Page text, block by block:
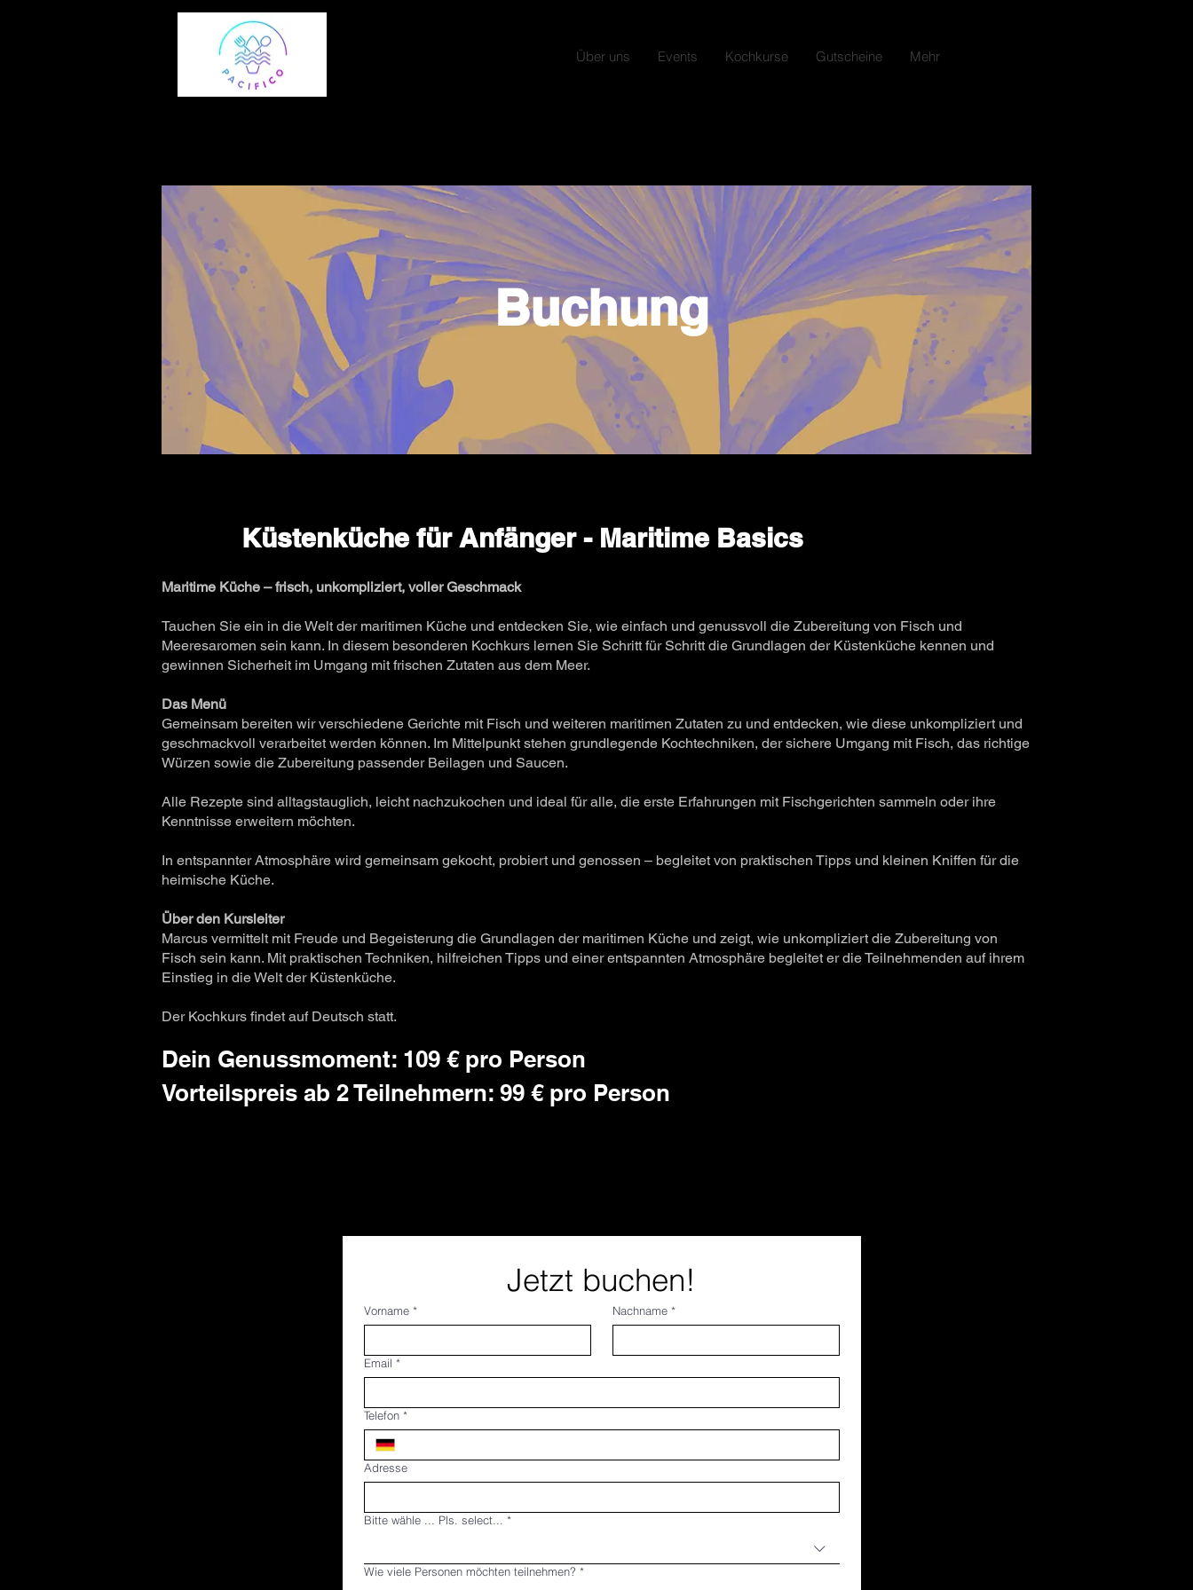
Über uns Events Kochkurse Gutscheine Mehr
Buchung
Küstenküche für Anfänger - Maritime Basics
Maritime Küche – frisch, unkompliziert, voller Geschmack
Tauchen Sie ein in die Welt der maritimen Küche und entdecken Sie, wie einfach und genussvoll die Zubereitung von Fisch und
Meeresaromen sein kann. In diesem besonderen Kochkurs lernen Sie Schritt für Schritt die Grundlagen der Küstenküche kennen und
gewinnen Sicherheit im Umgang mit frischen Zutaten aus dem Meer.
Das Menü
Gemeinsam bereiten wir verschiedene Gerichte mit Fisch und weiteren maritimen Zutaten zu und entdecken, wie diese unkompliziert und
geschmackvoll verarbeitet werden können. Im Mittelpunkt stehen grundlegende Kochtechniken, der sichere Umgang mit Fisch, das richtige
Würzen sowie die Zubereitung passender Beilagen und Saucen.
Alle Rezepte sind alltagstauglich, leicht nachzukochen und ideal für alle, die erste Erfahrungen mit Fischgerichten sammeln oder ihre
Kenntnisse erweitern möchten.
In entspannter Atmosphäre wird gemeinsam gekocht, probiert und genossen – begleitet von praktischen Tipps und kleinen Kniffen für die
heimische Küche.
Über den Kursleiter
Marcus vermittelt mit Freude und Begeisterung die Grundlagen der maritimen Küche und zeigt, wie unkompliziert die Zubereitung von
Fisch sein kann. Mit praktischen Techniken, hilfreichen Tipps und einer entspannten Atmosphäre begleitet er die Teilnehmenden auf ihrem
Einstieg in die Welt der Küstenküche.
Der Kochkurs findet auf Deutsch statt.
Dein Genussmoment: 109 € pro Person
Vorteilspreis ab 2 Teilnehmern: 99 € pro Person
Jetzt buchen!
Vorname * Nachname *
Email *
Telefon *
Adresse
Bitte wähle ... Pls. select... *
Wie viele Personen möchten teilnehmen? *